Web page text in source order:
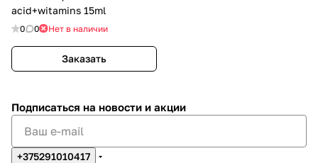
acid+witamins 15ml
0 0 Нет в наличии
Заказать
Подписаться на новости и акции
+375291010417